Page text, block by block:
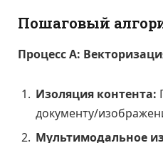
Пошаговый
Процесс А:
Изоляция контента:
документу/
Мультимодальное